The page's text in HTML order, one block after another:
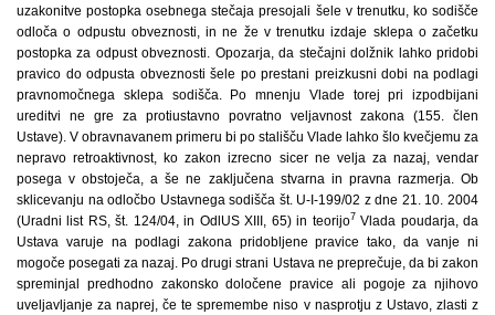
uzakonitve postopka osebnega stečaja presojali šele v trenutku, ko sodišče
odloča o odpustu obveznosti, in ne že v trenutku izdaje sklepa o začetku
postopka za odpust obveznosti. Opozarja, da stečajni dolžnik lahko pridobi
pravico do odpusta obveznosti šele po prestani preizkusni dobi na podlagi
pravnomočnega sklepa sodišča. Po mnenju Vlade torej pri izpodbijani
ureditvi ne gre za protiustavno povratno veljavnost zakona (155. člen
Ustave). V obravnavanem primeru bi po stališču Vlade lahko šlo kvečjemu za
nepravo retroaktivnost, ko zakon izrecno sicer ne velja za nazaj, vendar
posega v obstoječa, a še ne zaključena stvarna in pravna razmerja. Ob
sklicevanju na odločbo Ustavnega sodišča št. U-I-199/02 z dne 21. 10. 2004
(Uradni list RS, št. 124/04, in OdlUS XIII, 65) in teorijo7 Vlada poudarja, da
Ustava varuje na podlagi zakona pridobljene pravice tako, da vanje ni
mogoče posegati za nazaj. Po drugi strani Ustava ne preprečuje, da bi zakon
spreminjal predhodno zakonsko določene pravice ali pogoje za njihovo
uveljavljanje za naprej, če te spremembe niso v nasprotju z Ustavo, zlasti z